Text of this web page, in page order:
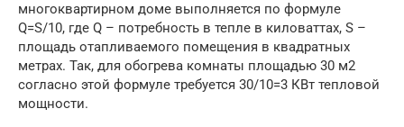
многоквартирном доме выполняется по формуле
Q=S/10, где Q – потребность в тепле в киловаттах, S –
площадь отапливаемого помещения в квадратных
метрах. Так, для обогрева комнаты площадью 30 м2
согласно этой формуле требуется 30/10=3 КВт тепловой
мощности.